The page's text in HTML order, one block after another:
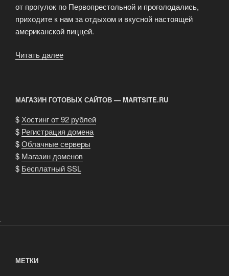
от прогулок по Первопрестольной и проголодались,
приходите к нам за отдыхом и вкусной настоящей
американской пиццей.
Читать далее
пиццу?»
МАГАЗИН ГОТОВЫХ САЙТОВ — MARTSITE.RU
$Хостинг от 92 рублей
$ Регистрация домена
$Облачные серверы
$ Магазин доменов
$ Бесплатный SSL
.
МЕТКИ